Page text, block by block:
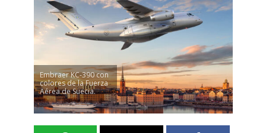
Embraer KC-390 con
colores de la Fuerza
Aérea de Suecia.